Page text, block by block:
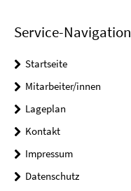
Service-Navigation
Startseite
Mitarbeiter/innen
Lageplan
Kontakt
Impressum
Datenschutz